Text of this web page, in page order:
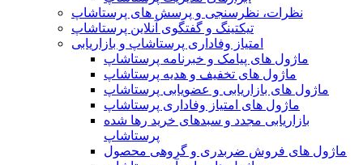
نظرات، نظرسنجی و پرسش های پرستاشاپ
تیکتینگ و گفتگوی آنلاین پرستاشاپ
امتیاز وفاداری پرستاشاپ و بازاریابی
ماژول های پیامک و خبرنامه پرستاشاپ
ماژول های تخفیف و هدیه پرستاشاپ
ماژول های بازاریابی و عضویابی پرستاشاپ
ماژول های امتیاز وفاداری پرستاشاپ
بازاریابی مجدد و سبدهای خرید رها شده
پرستاشاپ
ماژول های فروش ضربدری و گروهی محصول